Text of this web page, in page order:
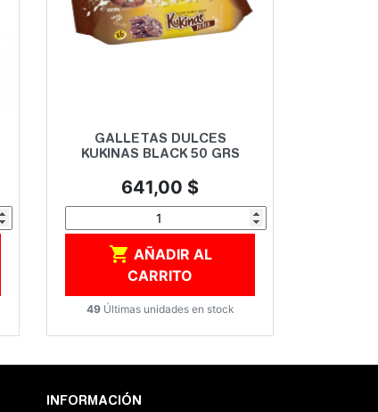
Vista rápida
GALLETAS DULCES
KUKINAS BLACK 50 GRS
Precio
641,00 $

CARRITO
49 Últimas unidades en stock
INFORMACIÓN